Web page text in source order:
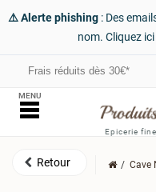
⚠️ Alerte phishing : Des
nom. Cliquez
Frais réduits dès 30€*
Epicerie
MENU
Cave